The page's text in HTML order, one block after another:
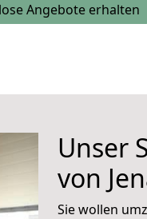
Angebote erhalten
Unser
von
Sie wollen